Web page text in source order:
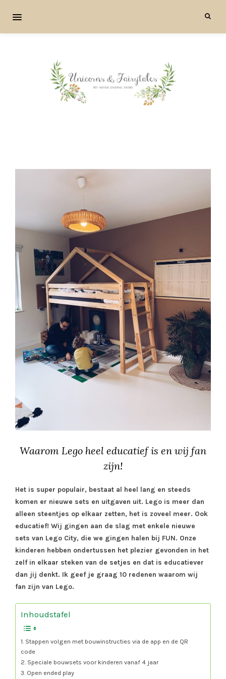
Waarom Lego heel educatief is en wij fan
zijn!
Het is super populair, bestaat al heel lang en steeds
komen er nieuwe sets en uitgaven uit. Lego is meer dan
alleen steentjes op elkaar zetten, het is zoveel meer. Ook
educatief! Wij gingen aan de slag met enkele nieuwe
sets van Lego City, die we gingen halen bij FUN. Onze
kinderen hebben ondertussen het plezier gevonden in het
zelf in elkaar steken van de setjes en dat is educatiever
dan jij denkt. Ik geef je graag 10 redenen waarom wij
fan zijn van Lego.
Inhoudstafel
1. Stappen volgen met bouwinstructies via de app en de QR
code
2. Speciale bouwsets voor kinderen vanaf 4 jaar
3. Open ended play